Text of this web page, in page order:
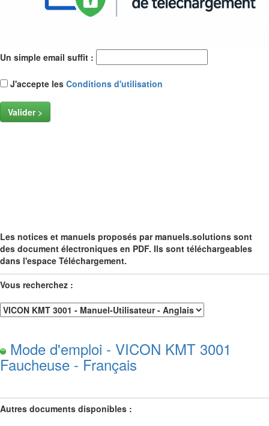
Un simple email suffit :
J'accepte les Conditions d'utilisation
Valider >
Les notices et manuels proposés par manuels.solutions sont
des document électroniques en PDF. Ils sont téléchargeables
dans l'espace Téléchargement.
Vous recherchez :
Mode d'emploi - VICON KMT 3001
Faucheuse - Français
Autres documents disponibles :